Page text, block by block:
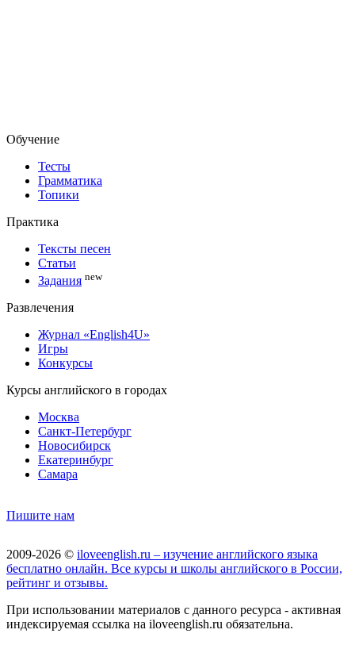
Обучение
Тесты
Грамматика
Топики
Практика
Тексты песен
Статьи
Задания new
Развлечения
Журнал «English4U»
Игры
Конкурсы
Курсы английского в городах
Москва
Санкт-Петербург
Новосибирск
Екатеринбург
Самара
Пишите нам
2009-2026 © iloveenglish.ru – изучение английского языка
бесплатно онлайн. Все курсы и школы английского в России,
рейтинг и отзывы.
При использовании материалов с данного ресурса - активная
индексируемая ссылка на iloveenglish.ru обязательна.